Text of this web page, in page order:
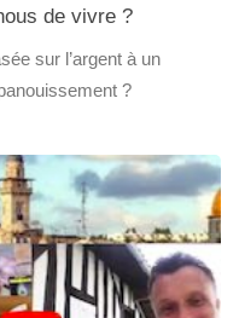
de vivre ?
sur l’argent à un
?